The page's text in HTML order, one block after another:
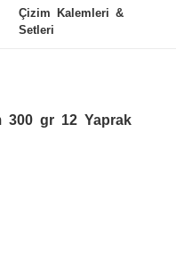
Çizim Kalemleri &
Setleri
300 gr 12 Yaprak